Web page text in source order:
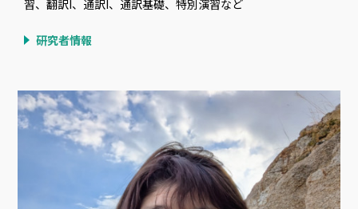
習、翻訳I、通訳I、通訳基礎、特別演習など
研究者情報